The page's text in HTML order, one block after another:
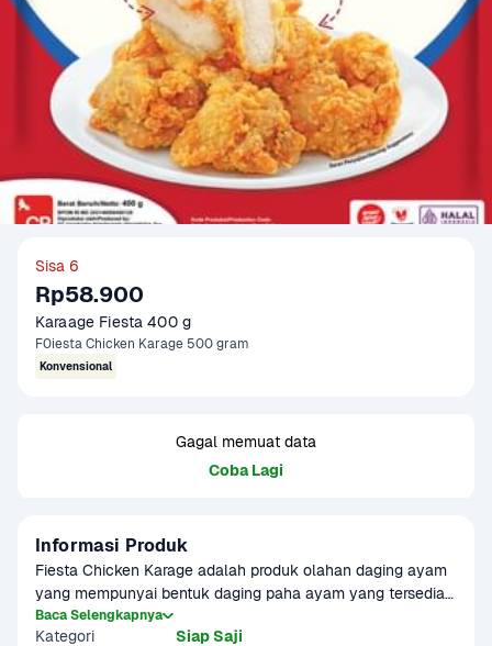
Sisa 6
Rp58.900
Karaage Fiesta 400 g
F0iesta Chicken Karage 500 gram
Konvensional
Gagal memuat data
Coba Lagi
Informasi Produk
Fiesta Chicken Karage adalah produk olahan daging ayam
yang mempunyai bentuk daging paha ayam yang tersedia
dalam kemasan beku. Dengan tekstur yang renyah dan
rasa yang lezat cocok sebagai camilan praktis untuk
Baca Selengkapnya
Kategori Siap Saji